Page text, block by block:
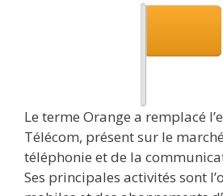
Le terme Orange a remplacé
Télécom, présent sur le
téléphonie et de la
Ses principales activités sont